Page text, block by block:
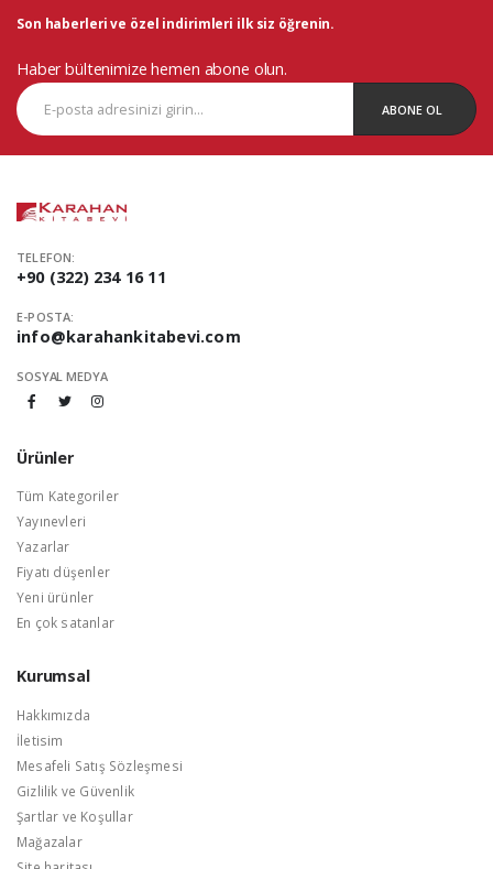
Son haberleri ve özel indirimleri ilk siz öğrenin.
Haber bültenimize hemen abone olun.
ABONE OL
TELEFON:
+90 (322) 234 16 11
E-POSTA:
info@karahankitabevi.com
SOSYAL MEDYA
Ürünler
Tüm Kategoriler
Yayınevleri
Yazarlar
Fiyatı düşenler
Yeni ürünler
En çok satanlar
Kurumsal
Hakkımızda
İletisim
Mesafeli Satış Sözleşmesi
Gizlilik ve Güvenlik
Şartlar ve Koşullar
Mağazalar